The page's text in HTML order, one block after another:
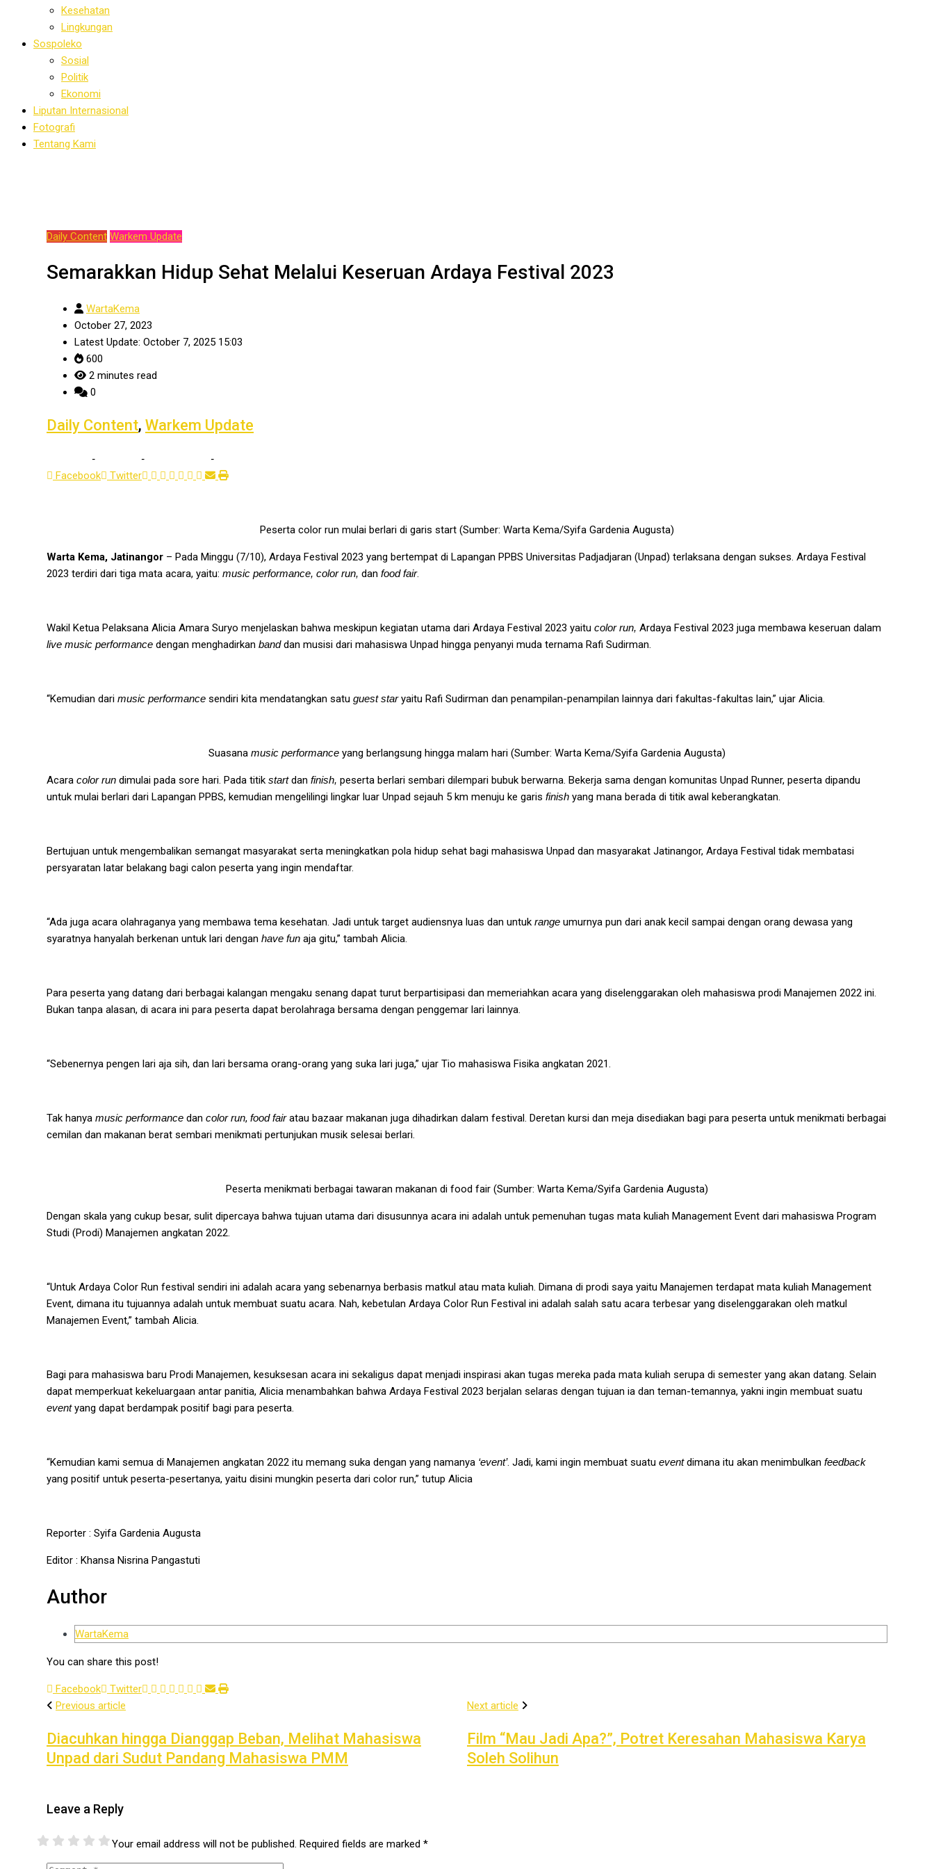
Kesehatan
Lingkungan
Sospoleko
Sosial
Politik
Ekonomi
Liputan Internasional
Fotografi
Tentang Kami
Daily Content Warkem Update
Semarakkan Hidup Sehat Melalui Keseruan Ardaya Festival 2023
WartaKema
October 27, 2023
Latest Update: October 7, 2025 15:03
600
2 minutes read
0
Daily Content, Warkem Update
- - -
Facebook
Twitter
Peserta color run mulai berlari di garis start (Sumber: Warta Kema/Syifa Gardenia Augusta)
Warta Kema, Jatinangor – Pada Minggu (7/10), Ardaya Festival 2023 yang bertempat di Lapangan PPBS Universitas Padjadjaran (Unpad) terlaksana dengan sukses. Ardaya Festival
2023 terdiri dari tiga mata acara, yaitu: music performance, color run, dan food fair.
Wakil Ketua Pelaksana Alicia Amara Suryo menjelaskan bahwa meskipun kegiatan utama dari Ardaya Festival 2023 yaitu color run, Ardaya Festival 2023 juga membawa keseruan dalam
live music performance dengan menghadirkan banddan musisi dari mahasiswa Unpad hingga penyanyi muda ternama Rafi Sudirman.
“Kemudian dari music performance sendiri kita mendatangkan satu guest staryaitu Rafi Sudirman dan penampilan-penampilan lainnya dari fakultas-fakultas lain,” ujar Alicia.
Suasana music performance yang berlangsung hingga malam hari (Sumber: Warta Kema/Syifa Gardenia Augusta)
Acara color run dimulai pada sore hari. Pada titik startdan finish, peserta berlari sembari dilempari bubuk berwarna. Bekerja sama dengan komunitas Unpad Runner, peserta dipandu
untuk mulai berlari dari Lapangan PPBS, kemudian mengelilingi lingkar luar Unpad sejauh 5 km menuju ke garis finish yang mana berada di titik awal keberangkatan.
Bertujuan untuk mengembalikan semangat masyarakat serta meningkatkan pola hidup sehat bagi mahasiswa Unpad dan masyarakat Jatinangor, Ardaya Festival tidak membatasi
persyaratan latar belakang bagi calon peserta yang ingin mendaftar.
“Ada juga acara olahraganya yang membawa tema kesehatan. Jadi untuk target audiensnya luas dan untuk range umurnya pun dari anak kecil sampai dengan orang dewasa yang
syaratnya hanyalah berkenan untuk lari dengan have fun aja gitu,” tambah Alicia.
Para peserta yang datang dari berbagai kalangan mengaku senang dapat turut berpartisipasi dan memeriahkan acara yang diselenggarakan oleh mahasiswa prodi Manajemen 2022 ini.
Bukan tanpa alasan, di acara ini para peserta dapat berolahraga bersama dengan penggemar lari lainnya.
“Sebenernya pengen lari aja sih, dan lari bersama orang-orang yang suka lari juga,” ujar Tio mahasiswa Fisika angkatan 2021.
Tak hanya music performance dan color run, food fairatau bazaar makanan juga dihadirkan dalam festival. Deretan kursi dan meja disediakan bagi para peserta untuk menikmati berbagai
cemilan dan makanan berat sembari menikmati pertunjukan musik selesai berlari.
Peserta menikmati berbagai tawaran makanan di food fair (Sumber: Warta Kema/Syifa Gardenia Augusta)
Dengan skala yang cukup besar, sulit dipercaya bahwa tujuan utama dari disusunnya acara ini adalah untuk pemenuhan tugas mata kuliah Management Event dari mahasiswa Program
Studi (Prodi) Manajemen angkatan 2022.
“Untuk Ardaya Color Run festival sendiri ini adalah acara yang sebenarnya berbasis matkul atau mata kuliah. Dimana di prodi saya yaitu Manajemen terdapat mata kuliah Management
Event, dimana itu tujuannya adalah untuk membuat suatu acara. Nah, kebetulan Ardaya Color Run Festival ini adalah salah satu acara terbesar yang diselenggarakan oleh matkul
Manajemen Event,” tambah Alicia.
Bagi para mahasiswa baru Prodi Manajemen, kesuksesan acara ini sekaligus dapat menjadi inspirasi akan tugas mereka pada mata kuliah serupa di semester yang akan datang. Selain
dapat memperkuat kekeluargaan antar panitia, Alicia menambahkan bahwa Ardaya Festival 2023 berjalan selaras dengan tujuan ia dan teman-temannya, yakni ingin membuat suatu
eventyang dapat berdampak positif bagi para peserta.
“Kemudian kami semua di Manajemen angkatan 2022 itu memang suka dengan yang namanya ‘event’. Jadi, kami ingin membuat suatu eventdimana itu akan menimbulkan feedback
yang positif untuk peserta-pesertanya, yaitu disini mungkin peserta dari color run,” tutup Alicia
Reporter : Syifa Gardenia Augusta
Editor : Khansa Nisrina Pangastuti
Author
WartaKema
You can share this post!
Facebook
Twitter
Previous article
Diacuhkan hingga Dianggap Beban, Melihat Mahasiswa
Unpad dari Sudut Pandang Mahasiswa PMM
Next article
Film “Mau Jadi Apa?”, Potret Keresahan Mahasiswa Karya
Soleh Solihun
Leave a Reply
Your email address will not be published. Required fields are marked *